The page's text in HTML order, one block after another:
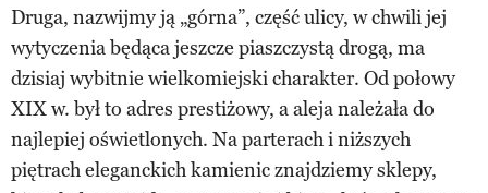
Druga, nazwijmy ją „górna”, część ulicy, w chwili jej
wytyczenia będąca jeszcze piaszczystą drogą, ma
dzisiaj wybitnie wielkomiejski charakter. Od połowy
XIX w. był to adres prestiżowy, a aleja należała do
najlepiej oświetlonych. Na parterach i niższych
piętrach eleganckich kamienic znajdziemy sklepy,